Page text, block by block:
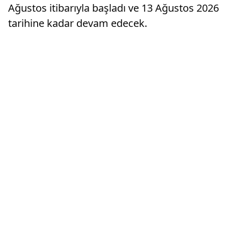
Ağustos itibarıyla başladı ve 13 Ağustos 2026
tarihine kadar devam edecek.